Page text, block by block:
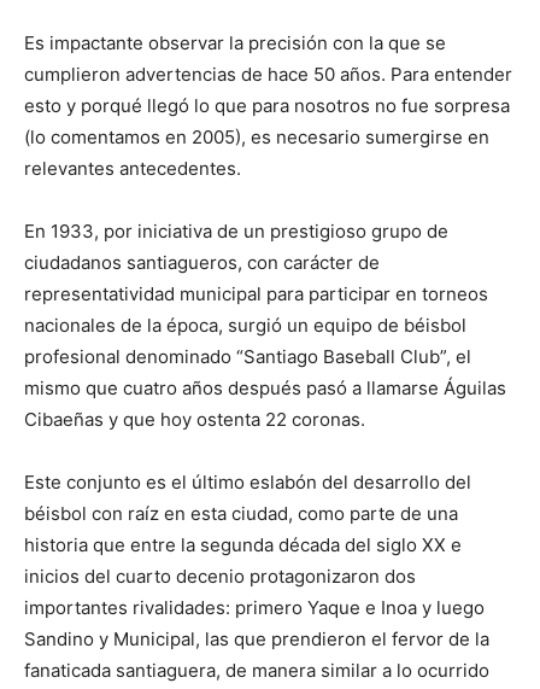
Es impactante observar la precisión con la que se
cumplieron advertencias de hace 50 años. Para entender
esto y porqué llegó lo que para nosotros no fue sorpresa
(lo comentamos en 2005), es necesario sumergirse en
relevantes antecedentes.
En 1933, por iniciativa de un prestigioso grupo de
ciudadanos santiagueros, con carácter de
representatividad municipal para participar en torneos
nacionales de la época, surgió un equipo de béisbol
profesional denominado “Santiago Baseball Club”, el
mismo que cuatro años después pasó a llamarse Águilas
Cibaeñas y que hoy ostenta 22 coronas.
Este conjunto es el último eslabón del desarrollo del
béisbol con raíz en esta ciudad, como parte de una
historia que entre la segunda década del siglo XX e
inicios del cuarto decenio protagonizaron dos
importantes rivalidades: primero Yaque e Inoa y luego
Sandino y Municipal, las que prendieron el fervor de la
fanaticada santiaguera, de manera similar a lo ocurrido